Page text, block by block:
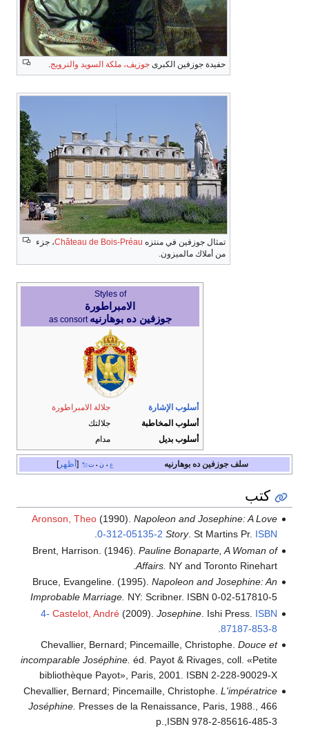
حفيدة جوزفين الكبرى جوزيف، ملكة السويد والنرويج.
تمثال جوزفين في منتزه Château de Bois-Préau، جزء
من أملاك مالميزون.
Styles of
الامبراطورة
جوزفين ده بوهارنيه as consort
أسلوب الإشارة
جلالة الامبراطورة
أسلوب المخاطبة
جلالتك
أسلوب بديل
مدام
أظهر ع • ن • ت سلف جوزفين ده بوهارنيه
كتب
Aronson, Theo(1990). Napoleon and Josephine: A Love
Story. St Martins Pr. ISBN
0-312-05135-2
.
Brent, Harrison. (1946). Pauline Bonaparte, A Woman of
Affairs. NY and Toronto Rinehart.
Bruce, Evangeline. (1995). Napoleon and Josephine: An
Improbable Marriage. NY: Scribner. ISBN 0-02-517810-5
Castelot, André(2009). Josephine. Ishi Press. ISBN
4-
87187-853-8
Chevallier, Bernard; Pincemaille, Christophe. Douce et
incomparable Joséphine. éd. Payot & Rivages, coll. «Petite
bibliothèque Payot», Paris, 2001. ISBN 2-228-90029-X
Chevallier, Bernard; Pincemaille, Christophe. L'impératrice
Joséphine. Presses de la Renaissance, Paris, 1988., 466
p.,ISBN 978-2-85616-485-3